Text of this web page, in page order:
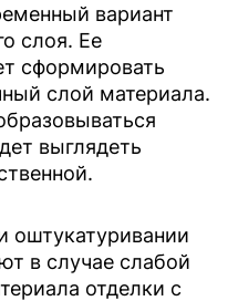
вариант
слоя. Ее
сформировать
слой материала.
выглядеть
оштукатуривании
в случае слабой
отделки с